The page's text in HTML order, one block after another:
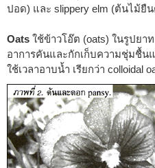
ปอด) และ slippery elm (ต้นไม้ยืน
Oats ใช้ข้าวโอ๊ต (oats) ในรูปยา
อาการคันและกักเก็บความชุ่มชื้น
ใช้เวลาอาบน้ำ เรียกว่า colloidal